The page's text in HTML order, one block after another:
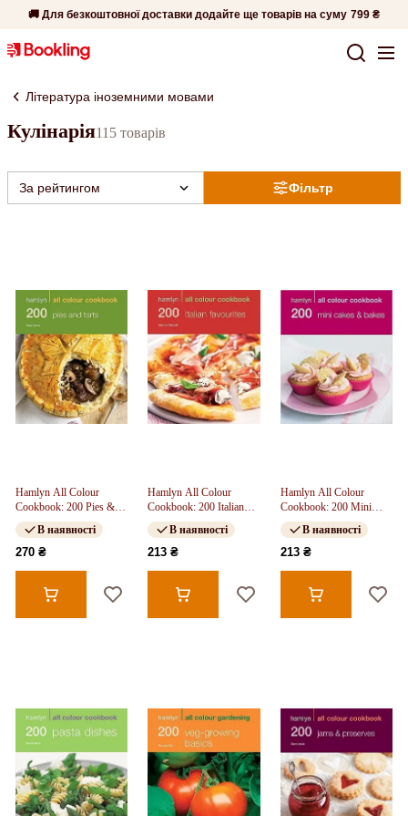
🚚 Для безкоштовної доставки додайте ще товарів на суму 799 ₴
Література іноземними мовами
Кулінарія115 товарів
Фільтр
За рейтингом
Hamlyn All Colour
Cookbook: 200 Pies &
Tarts
В наявності
270 ₴
Hamlyn All Colour
Cookbook: 200 Italian
Favourites
В наявності
213 ₴
Hamlyn All Colour
Cookbook: 200 Mini
Cakes & Bakes
В наявності
213 ₴